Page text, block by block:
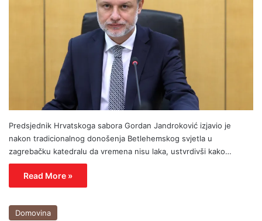
Predsjednik Hrvatskoga sabora Gordan Jandroković izjavio je
nakon tradicionalnog donošenja Betlehemskog svjetla u
zagrebačku katedralu da vremena nisu laka, ustvrdivši kako…
Read More »
Domovina